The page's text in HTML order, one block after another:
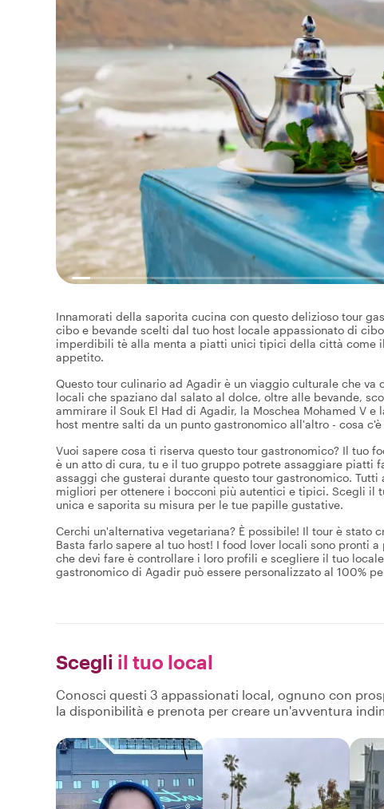
Innamorati della saporita cucina con questo delizioso tour
cibo e bevande scelti dal tuo host locale appassionato di
imperdibili tè alla menta a piatti unici tipici della città come
appetito.
Questo tour culinario ad Agadir è un viaggio culturale che
locali che spaziano dal salato al dolce, oltre alle bevande,
ammirare il Souk El Had di Agadir, la Moschea Mohamed V
host mentre salti da un punto gastronomico all'altro - cosa
Vuoi sapere cosa ti riserva questo tour gastronomico? Il tuo
è un atto di cura, tu e il tuo gruppo potrete assaggiare piatti
assaggi che gusterai durante questo tour gastronomico.
migliori per ottenere i bocconi più autentici e tipici. Scegli il
unica e saporita su misura per le tue papille gustative.
Cerchi un'alternativa vegetariana? È possibile! Il tour è stato
Basta farlo sapere al tuo host! I food lover locali sono pronti
che devi fare è controllare i loro profili e scegliere il tuo
gastronomico di Agadir può essere personalizzato al 100%
Scegli il tuo local
Conosci questi 3 appassionati local, ognuno con
la disponibilità e prenota per creare un'avventura